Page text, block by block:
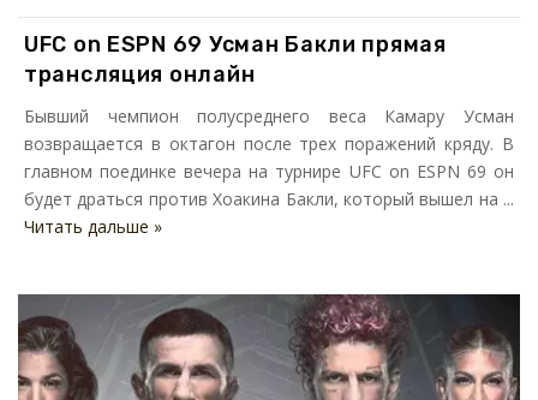
UFC on ESPN 69 Усман Бакли прямая
трансляция онлайн
Бывший чемпион полусреднего веса Камару Усман
возвращается в октагон после трех поражений кряду. В
главном поединке вечера на турнире UFC on ESPN 69 он
будет драться против Хоакина Бакли, который вышел на ...
Читать дальше »